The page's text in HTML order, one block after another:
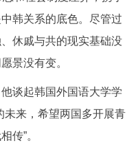
韩关系的底色。尽管过
休戚与共的现实基础没
景没有变。
谈起韩国外国语大学学
未来，希望两国多开展青
传”。